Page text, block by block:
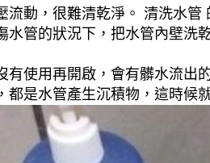
流動，很難清乾淨。 清洗水
管的狀況下，把水管內壁洗
有使用再開啟，會有髒水流
是水管產生沉積物，這時候